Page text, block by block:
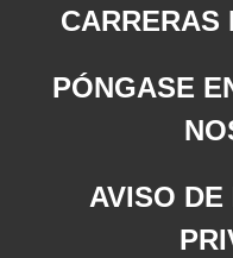
CARRERAS
PÓNGASE
AVISO